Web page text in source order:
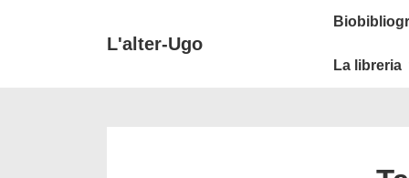
L'alter-Ugo
Menu
La libreria